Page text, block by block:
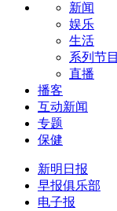
新闻
娱乐
生活
系列节目
直播
播客
互动新闻
专题
保健
新明日报
早报俱乐部
电子报